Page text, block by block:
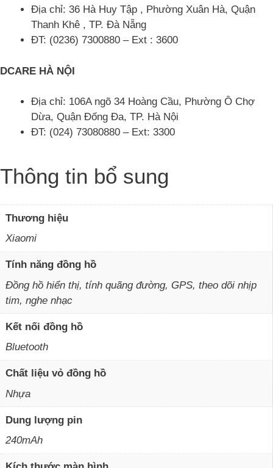
Địa chỉ: 36 Hà Huy Tập , Phường Xuân Hà, Quận
Thanh Khê , TP. Đà Nẵng
ĐT: (0236) 7300880 – Ext : 3600
DCARE HÀ NỘI
Địa chỉ: 106A ngõ 34 Hoàng Cầu, Phường Ô Chợ
Dừa, Quận Đống Đa, TP. Hà Nội
ĐT: (024) 73080880 – Ext: 3300
Thông tin bổ sung
Thương hiệu
Xiaomi
Tính năng đồng hồ
Đồng hồ hiển thị, tính quãng đường, GPS, theo dõi nhịp
tim, nghe nhạc
Kết nối đồng hồ
Bluetooth
Chất liệu vỏ đồng hồ
Nhựa
Dung lượng pin
240mAh